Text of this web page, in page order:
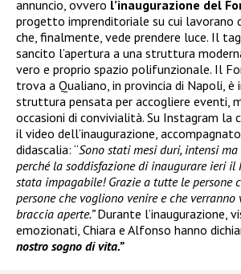
annuncio, ovvero l’inaugurazione del
progetto imprenditoriale su cui lavorano
che, finalmente, vede prendere luce. Il
sancito l’apertura a una struttura
vero e proprio spazio polifunzionale. Il
trova a Qualiano, in provincia di Napoli,
struttura pensata per accogliere eventi,
occasioni di convivialità. Su Instagram la
il video dell’inaugurazione,
didascalia: “Sono stati mesi duri, intensi
perché la soddisfazione di inaugurare ieri il
stata impagabile! Grazie a tutte le persone
persone che vogliono venire e che
braccia aperte.”Durante l’inaugurazione,
emozionati, Chiara e Alfonso hanno
nostro sogno di vita.”